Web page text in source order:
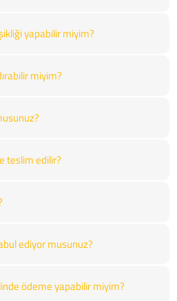
yapabilir miyim?
miyim?
teslim edilir?
ediyor musunuz?
ödeme yapabilir miyim?